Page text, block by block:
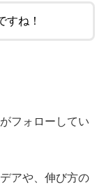
すね！
フォローしてい
アや、伸び方の